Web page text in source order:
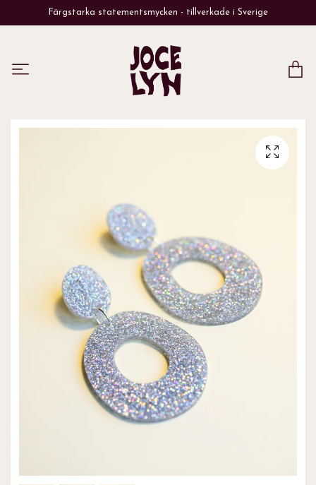
Färgstarka statementsmycken - tillverkade i Sverige